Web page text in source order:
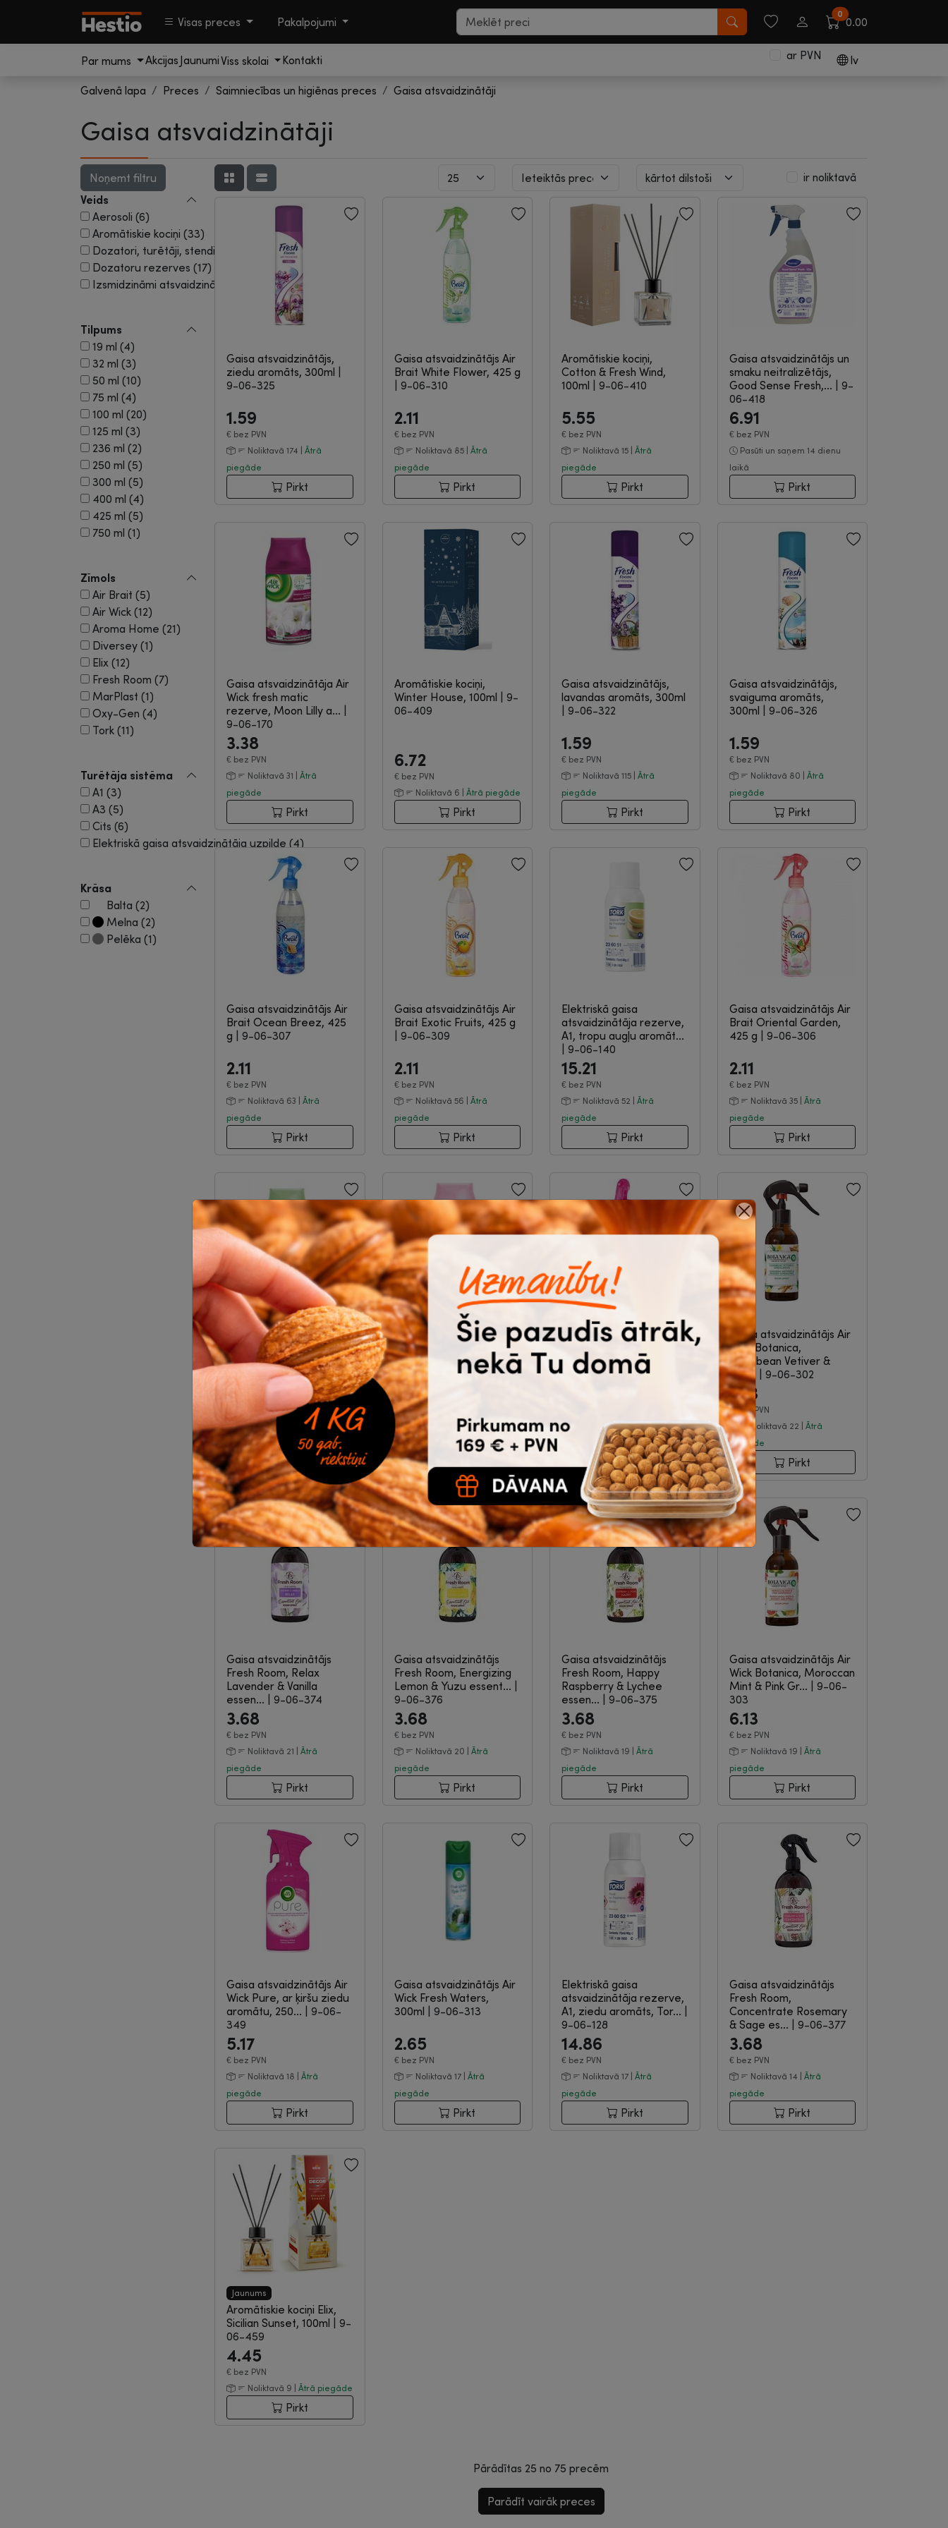
Visas preces Pakalpojumi
0
0.00
Par mums Akcijas JaunumiViss skolai Kontakti ar PVN lv
Galvenā lapa Preces Saimniecības un higiēnas preces Gaisa atsvaidzinātāji
Gaisa atsvaidzinātāji
Veids
Aerosoli (6)
Aromātiskie kociņi (33)
Dozatori, turētāji, stendi (6)
Dozatoru rezerves (17)
Izsmidzināmi atsvaidzinātāji (12)
Tilpums
19 ml (4)
32 ml (3)
50 ml (10)
75 ml (4)
100 ml (20)
125 ml (3)
236 ml (2)
250 ml (5)
300 ml (5)
400 ml (4)
425 ml (5)
750 ml (1)
Zīmols
Air Brait (5)
Air Wick (12)
Aroma Home (21)
Diversey (1)
Elix (12)
Fresh Room (7)
MarPlast (1)
Oxy-Gen (4)
Tork (11)
Turētāja sistēma
A1 (3)
A3 (5)
Cits (6)
Elektriskā gaisa atsvaidzinātāja uzpilde (4)
Krāsa
Balta (2)
Melna (2)
Pelēka (1)
ir noliktavā
Gaisa atsvaidzinātājs,
ziedu aromāts, 300ml
9-06-325
1.59
€ bez PVN
Noliktavā 174 | Ātrā
piegāde
Pirkt
Gaisa atsvaidzinātājs Air
Brait White Flower, 425 g
9-06-310
2.11
€ bez PVN
Noliktavā 85 | Ātrā
piegāde
Pirkt
Aromātiskie kociņi,
Cotton & Fresh Wind,
100ml
9-06-410
5.55
€ bez PVN
Noliktavā 15 | Ātrā
piegāde
Pirkt
Gaisa atsvaidzinātājs un
smaku neitralizētājs,
Good Sense Fresh,...
9-
06-418
6.91
€ bez PVN
Pasūti un saņem 14 dienu
laikā
Pirkt
Gaisa atsvaidzinātāja Air
Wick fresh matic
rezerve, Moon Lilly a...
9-06-170
3.38
€ bez PVN
Noliktavā 31 | Ātrā
piegāde
Pirkt
Aromātiskie kociņi,
Winter House, 100ml
9-
06-409
6.72
€ bez PVN
Noliktavā 6 | Ātrā piegāde
Pirkt
Gaisa atsvaidzinātājs,
lavandas aromāts, 300ml
9-06-322
1.59
€ bez PVN
Noliktavā 115 | Ātrā
piegāde
Pirkt
Gaisa atsvaidzinātājs,
svaiguma aromāts,
300ml
9-06-326
1.59
€ bez PVN
Noliktavā 80 | Ātrā
piegāde
Pirkt
Gaisa atsvaidzinātājs Air
Brait Ocean Breez, 425
g
9-06-307
2.11
€ bez PVN
Noliktavā 63 | Ātrā
piegāde
Pirkt
Gaisa atsvaidzinātājs Air
Brait Exotic Fruits, 425 g
9-06-309
2.11
€ bez PVN
Noliktavā 56 | Ātrā
piegāde
Pirkt
Elektriskā gaisa
atsvaidzinātāja rezerve,
A1, tropu augļu aromāt...
9-06-140
15.21
€ bez PVN
Noliktavā 52 | Ātrā
piegāde
Pirkt
Gaisa atsvaidzinātājs Air
Brait Oriental Garden,
425 g
9-06-306
2.11
€ bez PVN
Noliktavā 35 | Ātrā
piegāde
Pirkt
Gaisa atsvaidzinātāja Air
Wick fresh matic
rezerve, White Flower...
| 9-06-154
3.46
€ bez PVN
Noliktavā 31 |
Ātrā
piegāde
Pirkt
Gaisa atsvaidzinātājs Air
Wick fresh matic
rezerve, Magnolia an...|
9-06-373
3.43
€bez PVN
Noliktavā 26 |Ātrā
piegāde
Gaisa atsvaidzinātājs Air
425 g|9-06-308
Noliktavā 24 |Ātrā
piegāde
Pirkt
Gaisa atsvaidzinātājs Air
Wick Botanica,
Caribbean Vetiver &
San...
9-06-302
6.13
€bez PVN
Noliktavā 22 | Ātrā
piegāde
Pirkt
Gaisa atsvaidzinātājs
Fresh Room, Relax
Lavender & Vanilla
essen...
9-06-374
3.68
€ bez PVN
Noliktavā 21 | Ātrā
piegāde
Pirkt
Gaisa atsvaidzinātājs
Fresh Room, Energizing
Lemon & Yuzu essent...
9-06-376
3.68
€ bez PVN
Noliktavā 20 | Ātrā
piegāde
Pirkt
Gaisa atsvaidzinātājs
Fresh Room, Happy
Raspberry & Lychee
essen...
9-06-375
3.68
€ bez PVN
Noliktavā 19 | Ātrā
piegāde
Pirkt
Gaisa atsvaidzinātājs Air
Wick Botanica, Moroccan
Mint & Pink Gr...
9-06-
303
6.13
€ bez PVN
Noliktavā 19 | Ātrā
piegāde
Pirkt
Gaisa atsvaidzinātājs Air
Wick Pure, ar ķiršu ziedu
aromātu, 250...
9-06-
349
5.17
€ bez PVN
Noliktavā 18 | Ātrā
piegāde
Pirkt
Gaisa atsvaidzinātājs Air
Wick Fresh Waters,
300ml
9-06-313
2.65
€ bez PVN
Noliktavā 17 | Ātrā
piegāde
Pirkt
Elektriskā gaisa
atsvaidzinātāja rezerve,
A1, ziedu aromāts, Tor...
9-06-128
14.86
€ bez PVN
Noliktavā 17 | Ātrā
piegāde
Pirkt
Gaisa atsvaidzinātājs
Fresh Room,
Concentrate Rosemary
& Sage es...
9-06-377
3.68
€ bez PVN
Noliktavā 14 | Ātrā
piegāde
Pirkt
Jaunums
Aromātiskie kociņi Elix,
Sicilian Sunset, 100ml
9-
06-459
4.45
€ bez PVN
Noliktavā 9 | Ātrā piegāde
Pirkt
Pārādītas 25 no 75 precēm
Parādīt vairāk preces